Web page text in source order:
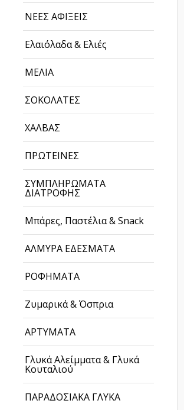
ΝΕΕΣ ΑΦΙΞΕΙΣ
Ελαιόλαδα & Ελιές
ΜΕΛΙΑ
ΣΟΚΟΛΑΤΕΣ
ΧΑΛΒΑΣ
ΠΡΩΤΕΙΝΕΣ
ΣΥΜΠΛΗΡΩΜΑΤΑ
ΔΙΑΤΡΟΦΗΣ
Μπάρες, Παστέλια & Snack
ΑΛΜΥΡΑ ΕΔΕΣΜΑΤΑ
ΡΟΦΗΜΑΤΑ
Ζυμαρικά & Όσπρια
ΑΡΤΥΜΑΤΑ
Γλυκά Αλείμματα & Γλυκά
Κουταλιού
ΠΑΡΑΔΟΣΙΑΚΑ ΓΛΥΚΑ